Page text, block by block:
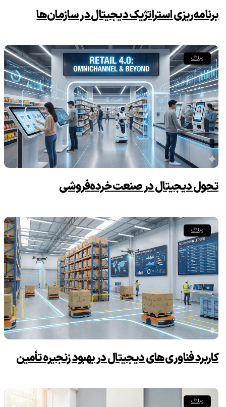
برنامه‌ریزی استراتژیک دیجیتال در سازمان‌ها
وبلاگ
تحول دیجیتال در صنعت خرده‌فروشی
وبلاگ
کاربرد فناوری‌های دیجیتال در بهبود زنجیره تأمین
وبلاگ